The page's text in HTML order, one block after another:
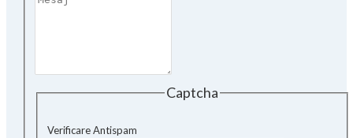
Captcha
Verificare Antispam